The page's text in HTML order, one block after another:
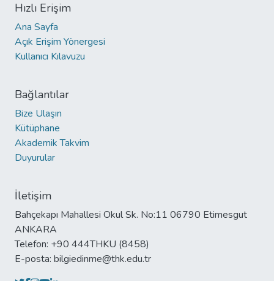
Hızlı Erişim
Ana Sayfa
Açık Erişim Yönergesi
Kullanıcı Kılavuzu
Bağlantılar
Bize Ulaşın
Kütüphane
Akademik Takvim
Duyurular
İletişim
Bahçekapı Mahallesi Okul Sk. No:11 06790 Etimesgut
ANKARA
Telefon: +90 444THKU (8458)
E-posta: bilgiedinme@thk.edu.tr